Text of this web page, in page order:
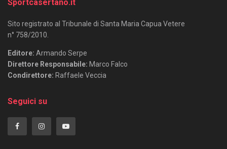
Sportcasertano.it
Sito registrato al Tribunale di Santa Maria Capua Vetere
n° 758/2010.
Editore: Armando Serpe
Direttore Responsabile: Marco Falco
Condirettore: Raffaele Veccia
Seguici su